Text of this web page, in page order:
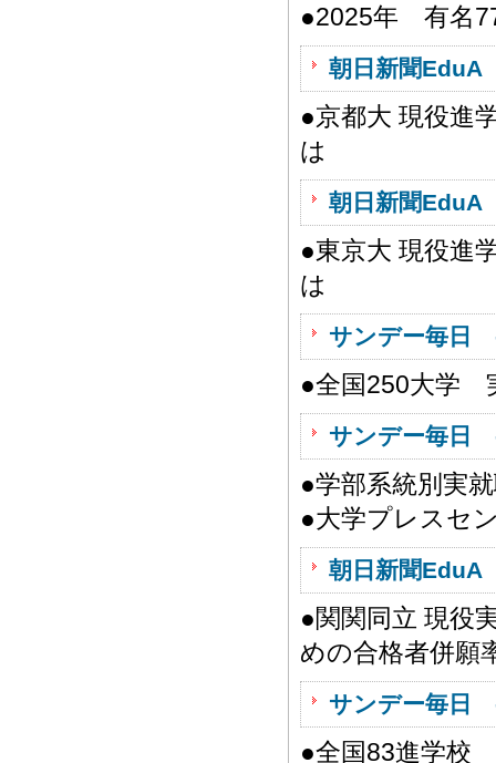
●2025年 有名
朝日新聞
●京都大 現役進
は
朝日新聞
●東京大 現役進
は
サンデー毎日
●全国250大学
サンデー毎日
●学部系統別実
●大学プレスセ
朝日新聞
●関関同立 現役
めの合格者併願
サンデー毎日
●全国83進学校